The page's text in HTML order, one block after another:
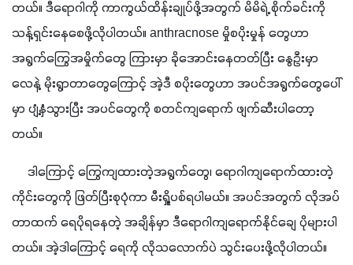
တယ်။ ဒီရောဂါကို ကာကွယ်ထိန်းချုပ်ဖို့အတွက် မိမိရဲ့ စိုက်ခင်းကို
သန့်ရှင်းနေစေဖို့လိုပါတယ်။ anthracnose မှိုစပိုးမှုန် တွေဟာ ​
အရွက်ကြွေအမှိုက်တွေ ကြားမှာ ခိုအောင်းနေတတ်ပြီး နွေဦးမှာ
လေနဲ့ မိုးရွာတာတွေကြောင့် အဲ့ဒီ စပိုးတွေဟာ အပင်အရွက်တွေပေါ်
မှာ ပျံ့နှံသွားပြီး အပင်တွေကို စတင်ကျရောက် ဖျက်ဆီးပါတော့
တယ်။
ဒါကြောင့် ကြွေကျထားတဲ့အရွက်တွေ၊ ရောဂါကျရောက်ထားတဲ့
ကိုင်းတွေကို ဖြတ်ပြီးစုပုံကာ မီးရှို့ပစ်ရပါမယ်။ အပင်အတွက် လိုအပ်
တာထက် ရေပိုရနေတဲ့ အချိန်မှာ ဒီရောဂါကျရောက်နိုင်ချေ ပိုများပါ
တယ်။ အဲ့ဒါကြောင့် ရေကို လိုသလောက်ပဲ သွင်းပေးဖို့လိုပါတယ်။